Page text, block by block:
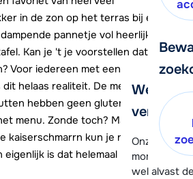
We
verder!
Onze
moment
wel alvast
in de zon op het terras bij een
pannetje vol heerlijke
Kan je 't je voorstellen dat je
Voor iedereen met een
helaas realiteit. De meeste
hebben geen glutenvrije
menu. Zonde toch? Maar, niet
kun je namelijk
eigenlijk is dat helemaal niet